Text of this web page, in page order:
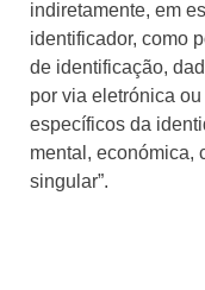
indiretamente, em
identificador, como
de identificação,
por via eletrónica
específicos da
mental, económica,
singular”.